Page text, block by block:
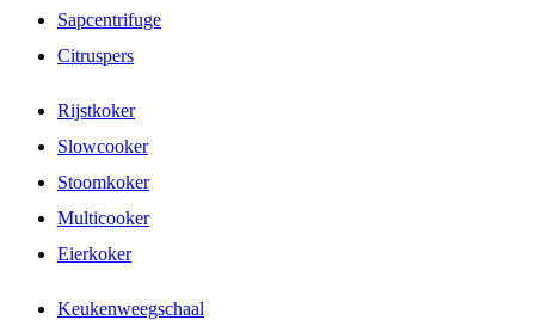
Sapcentrifuge
Citruspers
Rijstkoker
Slowcooker
Stoomkoker
Multicooker
Eierkoker
Keukenweegschaal